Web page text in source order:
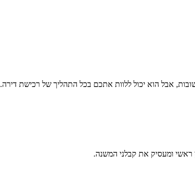
אבל הוא יכול ללוות אתכם בכל התהליך של רכישת דירה.
ראשי ומעסיק את קבלני המשנה.